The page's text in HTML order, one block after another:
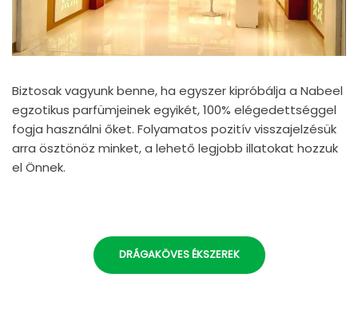
Biztosak vagyunk benne, ha egyszer kipróbálja a Nabeel
egzotikus parfümjeinek egyikét, 100% elégedettséggel
fogja használni őket. Folyamatos pozitív visszajelzésük
arra ösztönöz minket, a lehető legjobb illatokat hozzuk
el Önnek.
DRÁGAKÖVES ÉKSZEREK